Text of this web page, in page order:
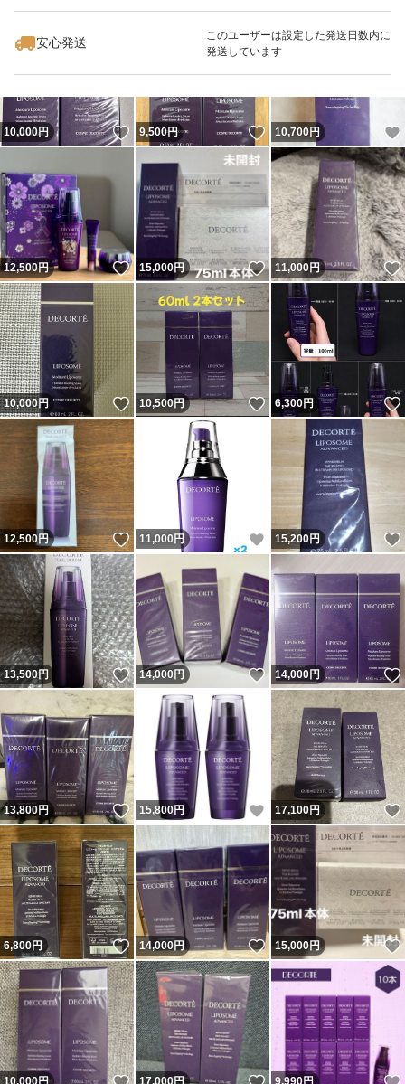
安心発送
このユーザーは設定した発送日数内に
発送しています
10,000円 いいね！
9,500円 いいね！
10,700円
12,500円 いいね！
15,000円 いいね！
11,000円
10,000円 いいね！
10,500円 いいね！
6,300円
12,500円 いいね！
11,000 円 いいね！
15,200円
13,500円 いいね！
14,000円 いいね！
14,000円
13,800円 いいね！
15,800円 いいね！
17,100円
6,800円 いいね！
14,000円 いいね！
15,000円